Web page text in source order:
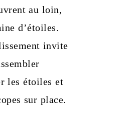
au loin,
d’étoiles.
invite
les étoiles et
sur place.